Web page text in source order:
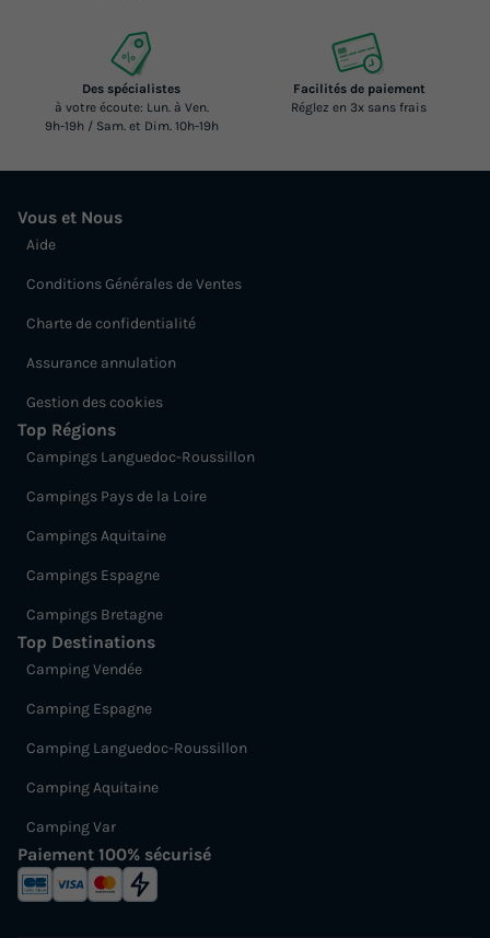
Des spécialistes
à votre écoute: Lun. à Ven.
9h-19h / Sam. et Dim. 10h-19h
Facilités de paiement
Réglez en 3x sans frais
Vous et Nous
Aide
Conditions Générales de Ventes
Charte de confidentialité
Assurance annulation
Gestion des cookies
Top Régions
Campings Languedoc-Roussillon
Campings Pays de la Loire
Campings Aquitaine
Campings Espagne
Campings Bretagne
Top Destinations
Camping Vendée
Camping Espagne
Camping Languedoc-Roussillon
Camping Aquitaine
Camping Var
Paiement 100% sécurisé